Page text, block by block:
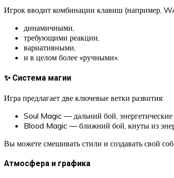
Игрок вводит комбинации клавиш (например,
динамичными,
требующими реакции,
вариативными,
и в целом более «ручными».
✨ Система магии
Игра предлагает две ключевые ветки развития:
Soul Magic — дальний бой, энергетические
Blood Magic — ближний бой, кнуты из
Вы можете смешивать стили и создавать свой
Атмосфера и графика